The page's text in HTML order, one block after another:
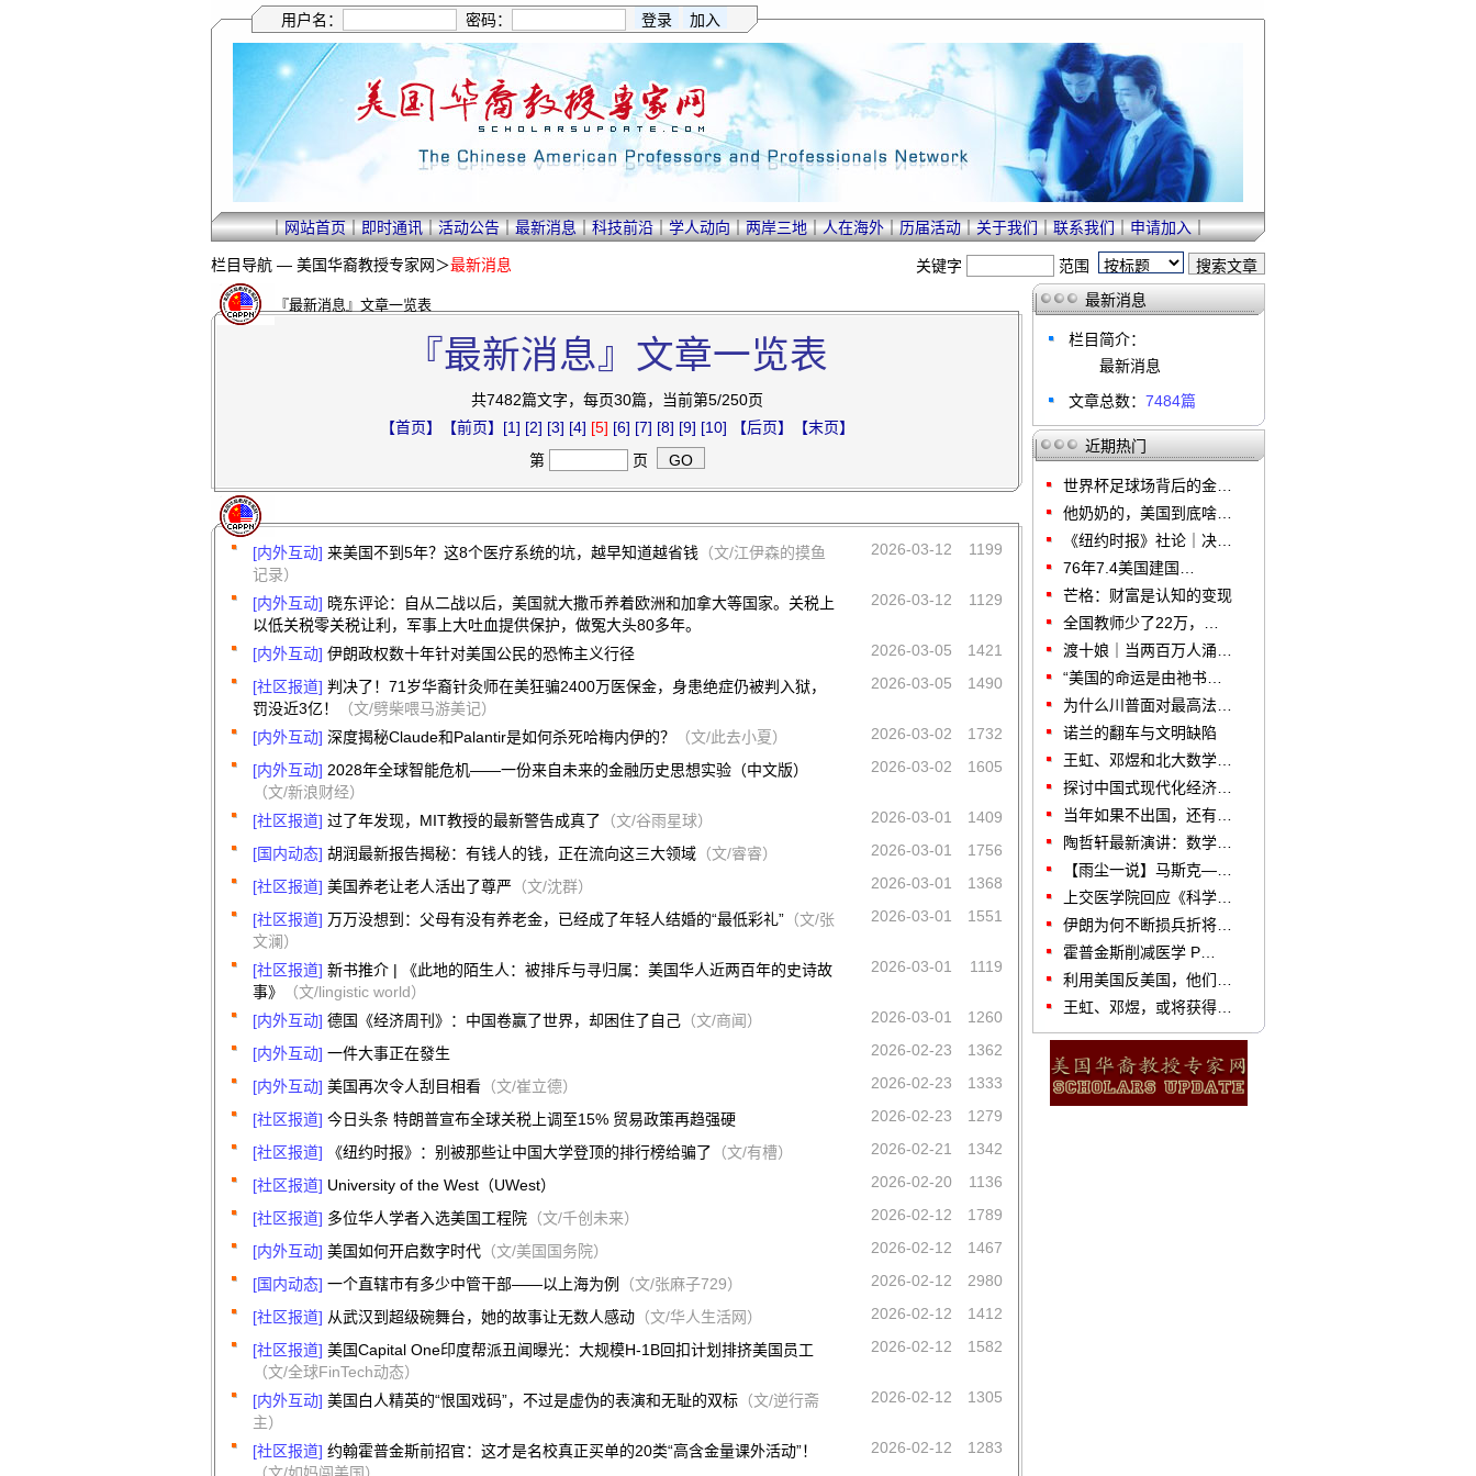
用户名： 密码：
｜网站首页｜即时通讯｜活动公告｜最新消息｜科技前沿｜学人动向｜两岸三地｜人在海外｜历届活动｜关于我们｜联系我们｜申请加入｜
栏目导航 — 美国华裔教授专家网＞最新消息 关键字 范围
『最新消息』文章一览表
『最新消息』文章一览表
共7482篇文字，每页30篇，当前第5/250页
【首页】
【前页】 [1] [2] [3] [4] [5] [6] [7] [8] [9] [10] 【后页】
【末页】
第
页
[内外互动] 来美国不到5年？这8个医疗系统的坑，越早知道越省钱 （文/江伊森的摸鱼
记录）
2026-03-12 1199
[内外互动] 晓东评论：自从二战以后，美国就大撒币养着欧洲和加拿大等国家。关税上
以低关税零关税让利，军事上大吐血提供保护，做冤大头80多年。
2026-03-12 1129
[内外互动] 伊朗政权数十年针对美国公民的恐怖主义行径 2026-03-05 1421
[社区报道] 判决了！71岁华裔针灸师在美狂骗2400万医保金，身患绝症仍被判入狱，
罚没近3亿！
（文/劈柴喂马游美记）
2026-03-05 1490
[内外互动] 深度揭秘Claude和Palantir是如何杀死哈梅内伊的？ （文/此去小夏） 2026-03-02 1732
[内外互动] 2028年全球智能危机——一份来自未来的金融历史思想实验（中文版）
（文/新浪财经）
2026-03-02 1605
[社区报道] 过了年发现，MIT教授的最新警告成真了 （文/谷雨星球） 2026-03-01 1409
[国内动态] 胡润最新报告揭秘：有钱人的钱，正在流向这三大领域 （文/睿睿） 2026-03-01 1756
[社区报道] 美国养老让老人活出了尊严 （文/沈群） 2026-03-01 1368
[社区报道] 万万没想到：父母有没有养老金，已经成了年轻人结婚的“最低彩礼” （文/张
文澜）
2026-03-01 1551
[社区报道] 新书推介 | 《此地的陌生人：被排斥与寻归属：美国华人近两百年的史诗故
事》
（文/lingistic world）
2026-03-01 1119
[内外互动] 德国《经济周刊》：中国卷赢了世界，却困住了自己 （文/商闻） 2026-03-01 1260
[内外互动] 一件大事正在發生 2026-02-23 1362
[内外互动] 美国再次令人刮目相看 （文/崔立德） 2026-02-23 1333
[社区报道] 今日头条 特朗普宣布全球关税上调至15% 贸易政策再趋强硬 2026-02-23 1279
[社区报道] 《纽约时报》：别被那些让中国大学登顶的排行榜给骗了 （文/有槽） 2026-02-21 1342
[社区报道] University of the West（UWest） 2026-02-20 1136
[社区报道] 多位华人学者入选美国工程院 （文/千创未来） 2026-02-12 1789
[内外互动] 美国如何开启数字时代 （文/美国国务院） 2026-02-12 1467
[国内动态] 一个直辖市有多少中管干部——以上海为例 （文/张麻子729） 2026-02-12 2980
[社区报道] 从武汉到超级碗舞台，她的故事让无数人感动 （文/华人生活网） 2026-02-12 1412
[社区报道] 美国Capital One印度帮派丑闻曝光：大规模H-1B回扣计划排挤美国员工
（文/全球FinTech动态）
2026-02-12 1582
[内外互动] 美国白人精英的“恨国戏码”，不过是虚伪的表演和无耻的双标 （文/逆行斋
主）
2026-02-12 1305
[社区报道] 约翰霍普金斯前招官：这才是名校真正买单的20类“高含金量课外活动”！
2026-02-12 1283
最新消息
栏目简介：
最新消息
文章总数： 7484篇
近期热门
世界杯足球场背后的金…
他奶奶的，美国到底啥…
《纽约时报》社论｜决…
76年7.4美国建国…
芒格：财富是认知的变现
全国教师少了22万，…
渡十娘｜当两百万人涌…
“美国的命运是由祂书…
为什么川普面对最高法…
诺兰的翻车与文明缺陷
王虹、邓煜和北大数学…
探讨中国式现代化经济…
当年如果不出国，还有…
陶哲轩最新演讲：数学…
【雨尘一说】马斯克—…
上交医学院回应《科学…
伊朗为何不断损兵折将…
霍普金斯削减医学 P…
利用美国反美国，他们…
王虹、邓煜，或将获得…